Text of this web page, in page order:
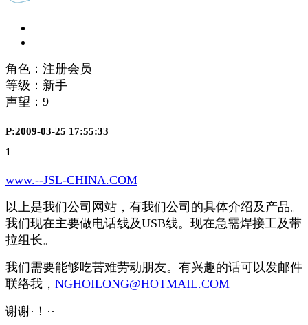
角色：注册会员
等级：新手
声望： 9
P:2009-03-25 17:55:33
1
www.--JSL-CHINA.COM
以上是我们公司网站，有我们公司的具体介绍及产品。
我们现在主要做电话线及USB线。现在急需焊接工及带
拉组长。
我们需要能够吃苦难劳动朋友。有兴趣的话可以发邮件
联络我， NGHOILONG@HOTMAIL.COM
谢谢·！··